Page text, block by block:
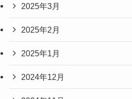
2025年3月
2025年2月
2025年1月
2024年12月